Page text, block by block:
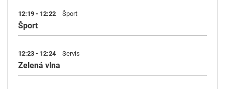
12:19 - 12:22 Šport
Šport
12:23 - 12:24 Servis
Zelená vlna